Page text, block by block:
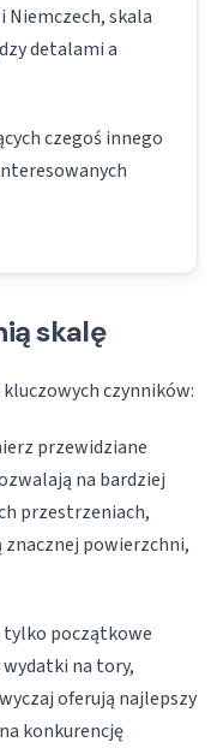
Niemczech, skala
detalami a
czegoś innego
skalę
czynników:
przewidziane
na bardziej
przestrzeniach,
znacznej powierzchni,
początkowe
na tory,
oferują najlepszy
konkurencję